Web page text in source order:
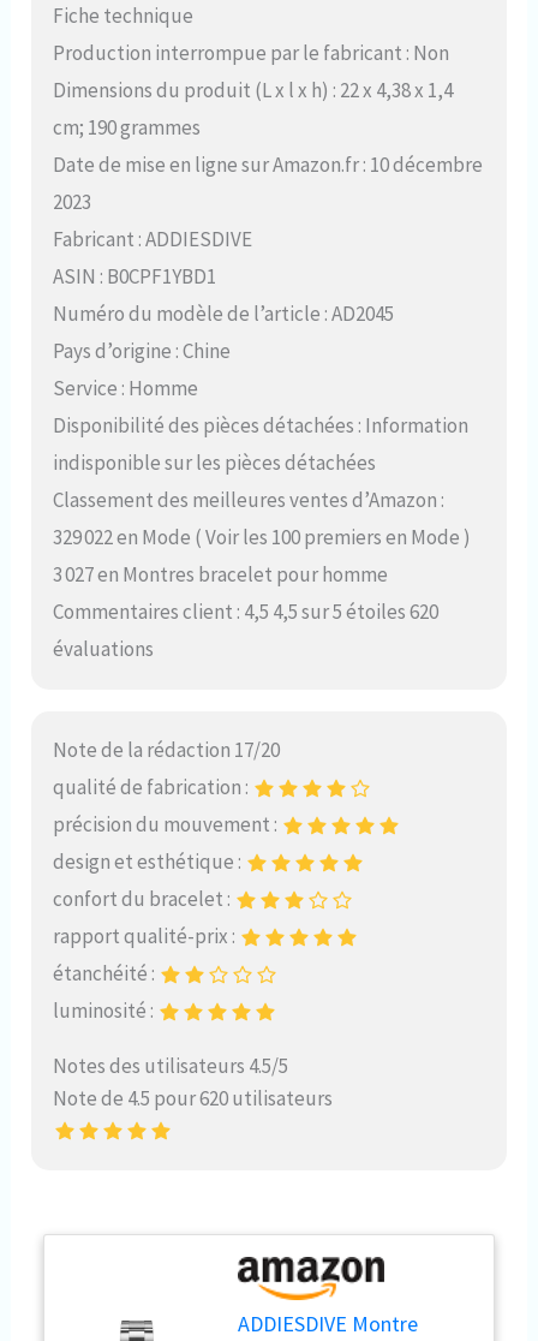
Fiche technique
Production interrompue par le fabricant : Non
Dimensions du produit (L x l x h) : 22 x 4,38 x 1,4
cm; 190 grammes
Date de mise en ligne sur Amazon.fr : 10 décembre
2023
Fabricant : ADDIESDIVE
ASIN : B0CPF1YBD1
Numéro du modèle de l’article : AD2045
Pays d’origine : Chine
Service : Homme
Disponibilité des pièces détachées : Information
indisponible sur les pièces détachées
Classement des meilleures ventes d’Amazon :
329 022 en Mode ( Voir les 100 premiers en Mode )
3 027 en Montres bracelet pour homme
Commentaires client : 4,5 4,5 sur 5 étoiles 620
évaluations
Note de la rédaction 17/20
qualité de fabrication :
précision du mouvement :
design et esthétique :
confort du bracelet :
rapport qualité-prix :
étanchéité :
luminosité :
Notes des utilisateurs 4.5/5
Note de 4.5 pour 620 utilisateurs
ADDIESDIVE Montre